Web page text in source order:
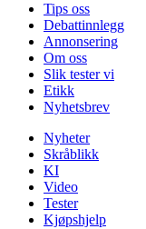
Tips oss
Debattinnlegg
Annonsering
Om oss
Slik tester vi
Etikk
Nyhetsbrev
Nyheter
Skråblikk
KI
Video
Tester
Kjøpshjelp